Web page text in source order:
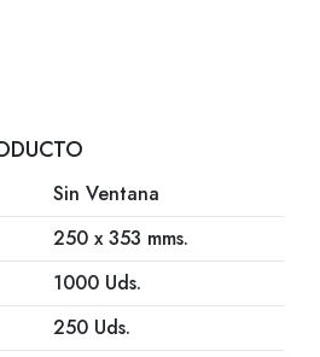
Sin Ventana
250 x 353 mms.
1000 Uds.
250 Uds.